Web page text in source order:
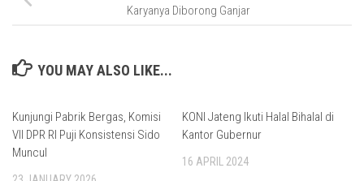
Karyanya Diborong Ganjar
YOU MAY ALSO LIKE...
Kunjungi Pabrik Bergas, Komisi
VII DPR RI Puji Konsistensi Sido
Muncul
KONI Jateng Ikuti Halal Bihalal di
Kantor Gubernur
16 APRIL 2024